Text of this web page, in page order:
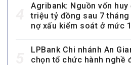
Agribank: Nguồn vốn
triệu tỷ đồng sau 7 tháng
nợ xấu kiểm soát ở mức
LPBank Chi nhánh An
chọn tổ chức hành nghề